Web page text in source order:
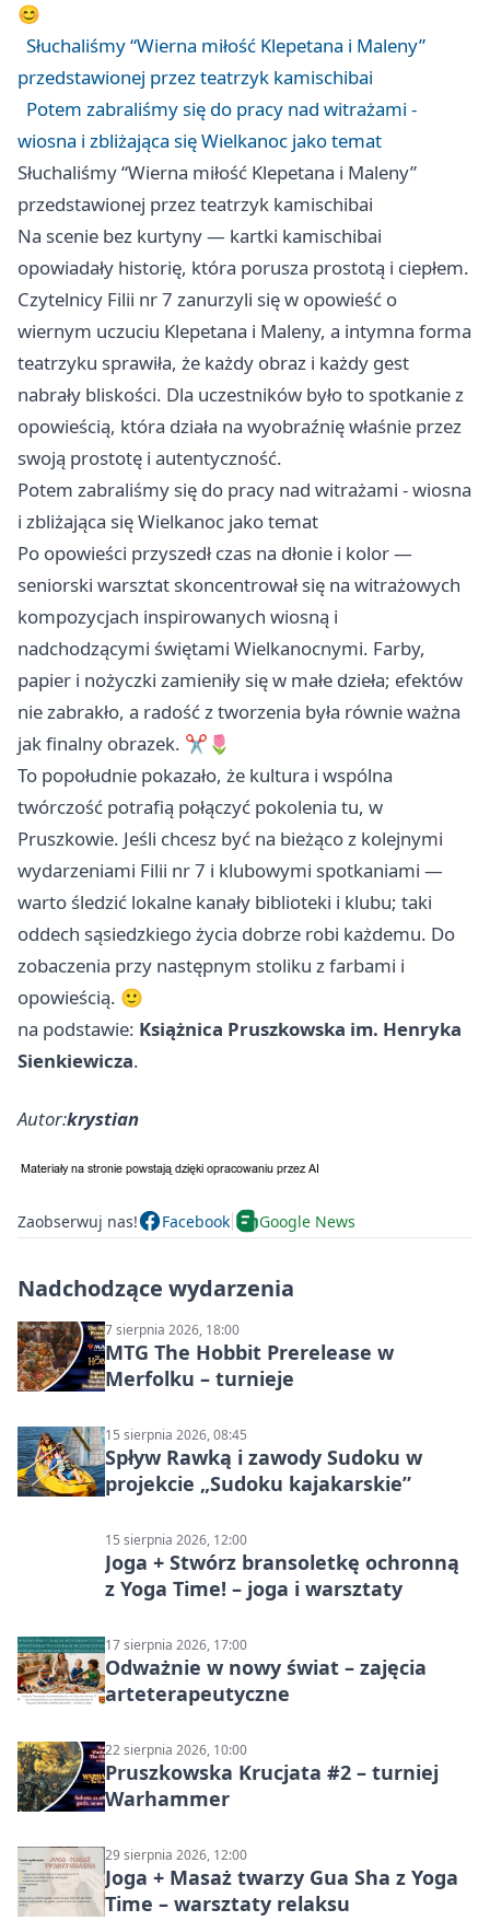
😊
Słuchaliśmy “Wierna miłość Klepetana i Maleny”
przedstawionej przez teatrzyk kamischibai
Potem zabraliśmy się do pracy nad witrażami -
wiosna i zbliżająca się Wielkanoc jako temat
Słuchaliśmy “Wierna miłość Klepetana i Maleny”
przedstawionej przez teatrzyk kamischibai
Na scenie bez kurtyny — kartki kamischibai
opowiadały historię, która porusza prostotą i ciepłem.
Czytelnicy Filii nr 7 zanurzyli się w opowieść o
wiernym uczuciu Klepetana i Maleny, a intymna forma
teatrzyku sprawiła, że każdy obraz i każdy gest
nabrały bliskości. Dla uczestników było to spotkanie z
opowieścią, która działa na wyobraźnię właśnie przez
swoją prostotę i autentyczność.
Potem zabraliśmy się do pracy nad witrażami - wiosna
i zbliżająca się Wielkanoc jako temat
Po opowieści przyszedł czas na dłonie i kolor —
seniorski warsztat skoncentrował się na witrażowych
kompozycjach inspirowanych wiosną i
nadchodzącymi świętami Wielkanocnymi. Farby,
papier i nożyczki zamieniły się w małe dzieła; efektów
nie zabrakło, a radość z tworzenia była równie ważna
jak finalny obrazek. ✂️🌷
To popołudnie pokazało, że kultura i wspólna
twórczość potrafią połączyć pokolenia tu, w
Pruszkowie. Jeśli chcesz być na bieżąco z kolejnymi
wydarzeniami Filii nr 7 i klubowymi spotkaniami —
warto śledzić lokalne kanały biblioteki i klubu; taki
oddech sąsiedzkiego życia dobrze robi każdemu. Do
zobaczenia przy następnym stoliku z farbami i
opowieścią. 🙂
na podstawie: Książnica Pruszkowska im. Henryka
Sienkiewicza.
Autor:krystian
Zaobserwuj nas! Facebook Google News
Nadchodzące wydarzenia
7 sierpnia 2026, 18:00
MTG The Hobbit Prerelease w
Merfolku – turnieje
15 sierpnia 2026, 08:45
Spływ Rawką i zawody Sudoku w
projekcie „Sudoku kajakarskie”
15 sierpnia 2026, 12:00
Joga + Stwórz bransoletkę ochronną
z Yoga Time! – joga i warsztaty
17 sierpnia 2026, 17:00
Odważnie w nowy świat – zajęcia
arteterapeutyczne
22 sierpnia 2026, 10:00
Pruszkowska Krucjata #2 – turniej
Warhammer
29 sierpnia 2026, 12:00
Joga + Masaż twarzy Gua Sha z Yoga
Time – warsztaty relaksu